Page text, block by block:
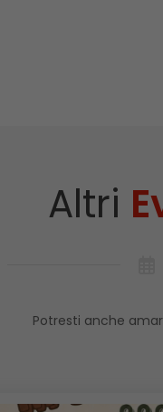
Altri
Potresti anche